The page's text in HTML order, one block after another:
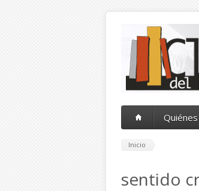
Inicio
sentido